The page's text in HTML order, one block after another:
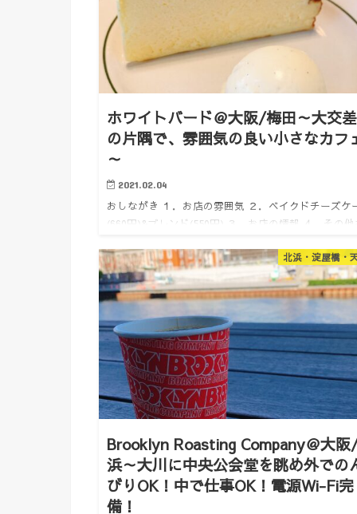
ホワイトバード＠大阪/梅田～大交
の片隅で、雰囲気の良い小さなカフ
～
2021.02.04
おしながき １．お店の雰囲気 ２．ベイクドチーズケ
(660円)&ブレンド(550円) ３．お店の情報 ４．その他
す。 雨の中行ってまいりました、駅から少…北浜・淀屋橋・
Brooklyn Roasting Company＠大
浜～大川に中央公会堂を眺め外での
びりOK！中で仕事OK！電源Wi-Fi完
備！